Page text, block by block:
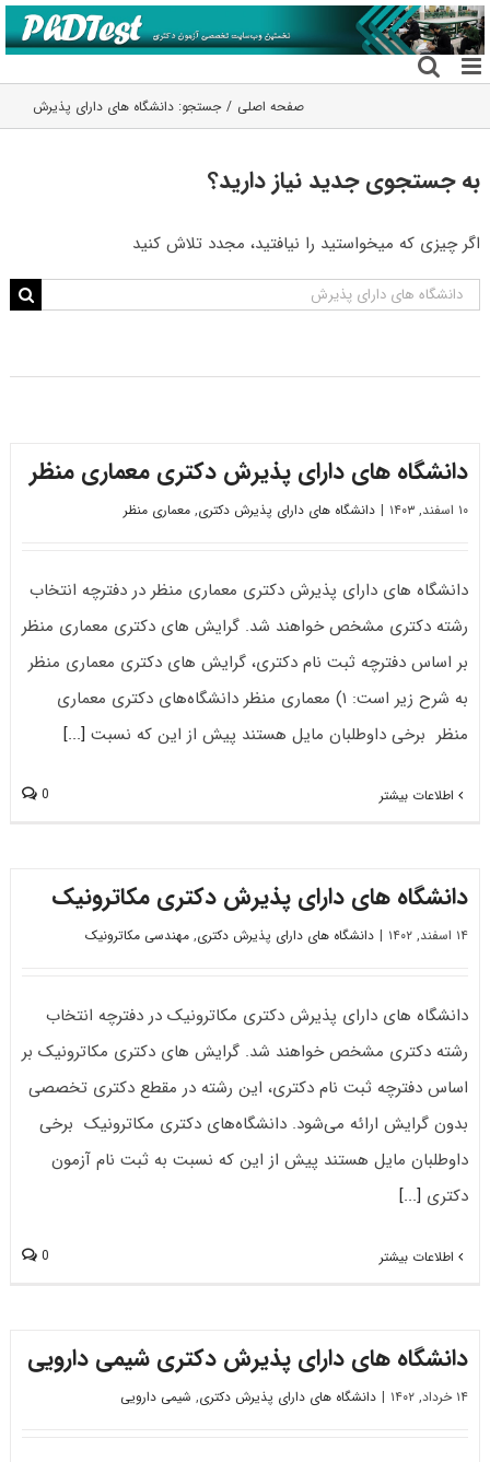
رفتن
به
محتوا
صفحه اصلی جستجو: دانشگاه های دارای پذیرش
به جستجوی جديد نياز داريد؟
اگر چیزی که میخواستید را نیافتید، مجدد تلاش کنید
جستجو
دانشگاه های دارای پذیرش دکتری ﻣﻌﻤﺎری منظر
۱۰ اسفند, ۱۴۰۳ | دانشگاه های دارای پذیرش دکتری, معماری منظر
دانشگاه های دارای پذیرش دکتری معماری منظر در دفترچه انتخاب
رشته دکتری مشخص خواهند شد. گرایش های دکتری معماری منظر
بر اساس دفترچه ثبت نام دکتری، گرایش های دکتری معماری منظر
به شرح زیر است: ۱) معماری منظر دانشگاه‌های دکتری معماری
منظر برخی داوطلبان مایل هستند پیش از این که نسبت [...]
اطلاعات بیشتر 0
دانشگاه های دارای پذیرش دکتری مکاترونیک
۱۴ اسفند, ۱۴۰۲ | دانشگاه های دارای پذیرش دکتری, مهندسی مکاترونیک
دانشگاه های دارای پذیرش دکتری مکاترونیک در دفترچه انتخاب
رشته دکتری مشخص خواهند شد. گرایش های دکتری مکاترونیک بر
اساس دفترچه ثبت نام دکتری، این رشته در مقطع دکتری تخصصی
بدون گرایش ارائه می‌شود. دانشگاه‌های دکتری مکاترونیک برخی
داوطلبان مایل هستند پیش از این که نسبت به ثبت نام آزمون
دکتری [...]
اطلاعات بیشتر 0
دانشگاه های دارای پذیرش دکتری شیمی دارویی
۱۴ خرداد, ۱۴۰۲ | دانشگاه های دارای پذیرش دکتری, شیمی دارویی